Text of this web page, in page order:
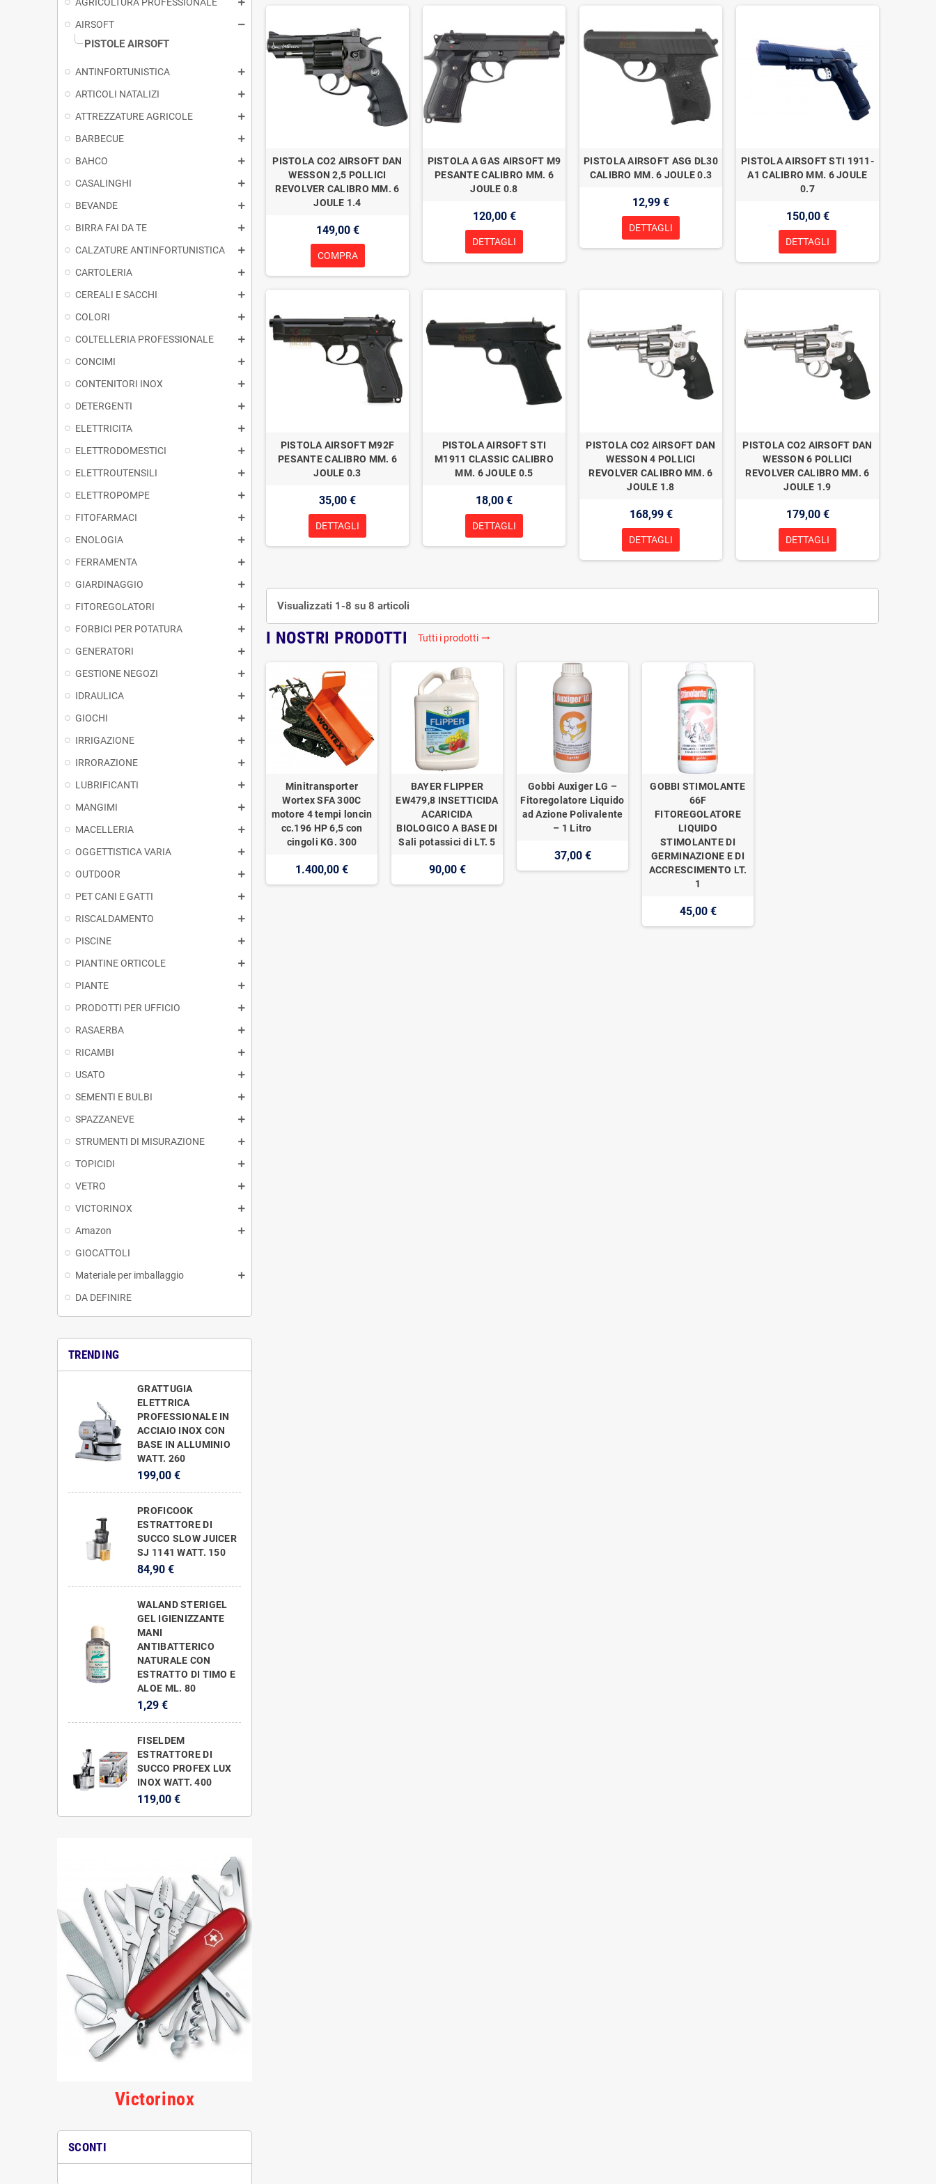
AIRSOFT
PISTOLE AIRSOFT
ANTINFORTUNISTICA
ARTICOLI NATALIZI
ATTREZZATURE AGRICOLE
BARBECUE
BAHCO
CASALINGHI
BEVANDE
BIRRA FAI DA TE
CALZATURE ANTINFORTUNISTICA
CARTOLERIA
CEREALI E SACCHI
COLORI
COLTELLERIA PROFESSIONALE
CONCIMI
CONTENITORI INOX
DETERGENTI
ELETTRICITA
ELETTRODOMESTICI
ELETTROUTENSILI
ELETTROPOMPE
FITOFARMACI
ENOLOGIA
FERRAMENTA
GIARDINAGGIO
FITOREGOLATORI
FORBICI PER POTATURA
GENERATORI
GESTIONE NEGOZI
IDRAULICA
GIOCHI
IRRIGAZIONE
IRRORAZIONE
LUBRIFICANTI
MANGIMI
MACELLERIA
OGGETTISTICA VARIA
OUTDOOR
PET CANI E GATTI
RISCALDAMENTO
PISCINE
PIANTINE ORTICOLE
PIANTE
PRODOTTI PER UFFICIO
RASAERBA
RICAMBI
USATO
SEMENTI E BULBI
SPAZZANEVE
STRUMENTI DI MISURAZIONE
TOPICIDI
VETRO
VICTORINOX
Amazon
GIOCATTOLI
Materiale per imballaggio
DA DEFINIRE
TRENDING
GRATTUGIA
ELETTRICA
PROFESSIONALE IN
ACCIAIO INOX CON
BASE IN ALLUMINIO
WATT. 260
199,00 €
PROFICOOK
ESTRATTORE DI
SUCCO SLOW JUICER
SJ 1141 WATT. 150
84,90 €
WALAND STERIGEL
GEL IGIENIZZANTE
MANI
ANTIBATTERICO
NATURALE CON
ESTRATTO DI TIMO E
ALOE ML. 80
1,29 €
FISELDEM
ESTRATTORE DI
SUCCO PROFEX LUX
INOX WATT. 400
119,00 €
Victorinox
SCONTI
PISTOLA CO2 AIRSOFT DAN
WESSON 2,5 POLLICI
REVOLVER CALIBRO MM. 6
JOULE 1.4
149,00 €
COMPRA
PISTOLA A GAS AIRSOFT M9
PESANTE CALIBRO MM. 6
JOULE 0.8
120,00 €
DETTAGLI
PISTOLA AIRSOFT ASG DL30
CALIBRO MM. 6 JOULE 0.3
12,99 €
DETTAGLI
PISTOLA AIRSOFT STI 1911-
A1 CALIBRO MM. 6 JOULE
0.7
150,00 €
DETTAGLI
PISTOLA AIRSOFT M92F
PESANTE CALIBRO MM. 6
JOULE 0.3
35,00 €
DETTAGLI
PISTOLA AIRSOFT STI
M1911 CLASSIC CALIBRO
MM. 6 JOULE 0.5
18,00 €
DETTAGLI
PISTOLA CO2 AIRSOFT DAN
WESSON 4 POLLICI
REVOLVER CALIBRO MM. 6
JOULE 1.8
168,99 €
DETTAGLI
PISTOLA CO2 AIRSOFT DAN
WESSON 6 POLLICI
REVOLVER CALIBRO MM. 6
JOULE 1.9
179,00 €
DETTAGLI
Visualizzati 1-8 su 8 articoli
I NOSTRI PRODOTTI Tutti i prodotti trending_flat
Minitransporter
Wortex SFA 300C
motore 4 tempi loncin
cc.196 HP 6,5 con
cingoli KG. 300
1.400,00 €
BAYER FLIPPER
EW479,8 INSETTICIDA
ACARICIDA
BIOLOGICO A BASE DI
Sali potassici di LT. 5
90,00 €
Gobbi Auxiger LG –
Fitoregolatore Liquido
ad Azione Polivalente
– 1 Litro
37,00 €
GOBBI STIMOLANTE
66F
FITOREGOLATORE
LIQUIDO
STIMOLANTE DI
GERMINAZIONE E DI
ACCRESCIMENTO LT.
1
45,00 €